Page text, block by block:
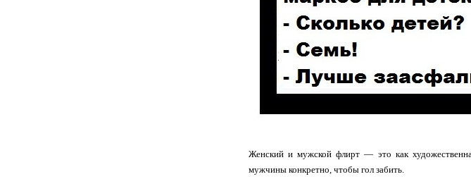
Женский и мужской флирт — это как
мужчины конкретно, чтобы гол забить.